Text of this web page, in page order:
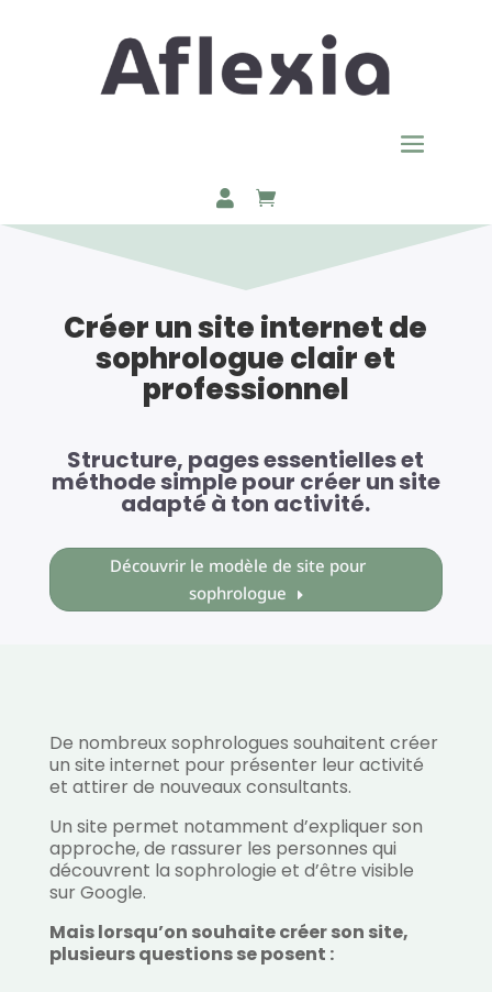
Créer un site internet de
sophrologue clair et
professionnel
Structure, pages essentielles et
méthode simple pour créer un site
adapté à ton activité.
Découvrir le modèle de site pour
sophrologue
De nombreux sophrologues souhaitent créer
un site internet pour présenter leur activité
et attirer de nouveaux consultants.
Un site permet notamment d’expliquer son
approche, de rassurer les personnes qui
découvrent la sophrologie et d’être visible
sur Google.
Mais lorsqu’on souhaite créer son site,
plusieurs questions se posent :